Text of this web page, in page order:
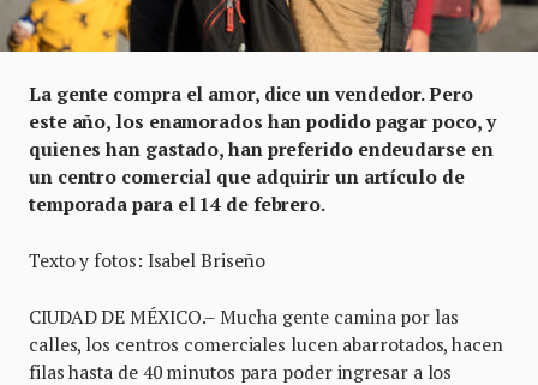
La gente compra el amor, dice un vendedor. Pero
este año, los enamorados han podido pagar poco, y
quienes han gastado, han preferido endeudarse en
un centro comercial que adquirir un artículo de
temporada para el 14 de febrero.
Texto y fotos: Isabel Briseño
CIUDAD DE MÉXICO.– Mucha gente camina por las
calles, los centros comerciales lucen abarrotados, hacen
filas hasta de 40 minutos para poder ingresar a los